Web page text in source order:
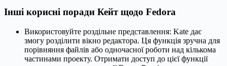
Інші корисні поради Кейт щодо Fedora
Використовуйте роздільне представлення: Kate дає
змогу розділити вікно редактора. Ця функція зручна для
порівняння файлів або одночасної роботи над кількома
частинами проекту. Отримати доступ до цієї функції